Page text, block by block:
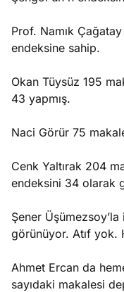
Prof. Namık
endeksine sahip.
Okan Tüysüz 195
43 yapmış.
Naci Görür 75
Cenk Yaltırak 204
endeksini 34 olarak
Şener
görünüyor. Atıf yok.
Ahmet Ercan da
sayıdaki makalesi